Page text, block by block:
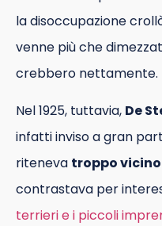
la disoccupazione
venne più che
crebbero nettamente.
Nel 1925, tuttavia, De
infatti inviso a gran
riteneva troppo
contrastava per
terrieri e i piccoli